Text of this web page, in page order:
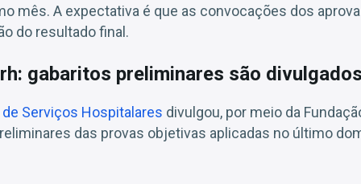
mês. A expectativa é que as convocações dos
do resultado final.
gabaritos preliminares são
Serviços Hospitalares divulgou, por meio da
das provas objetivas aplicadas no último